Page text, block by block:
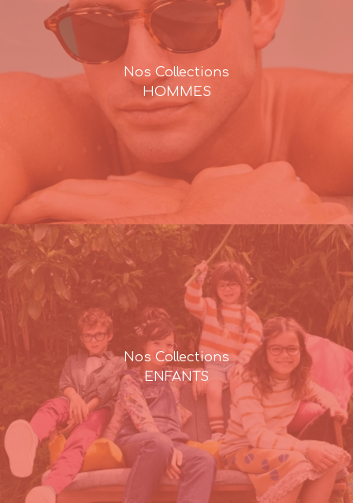
Nos Collections
HOMMES
Nos Collections
ENFANTS